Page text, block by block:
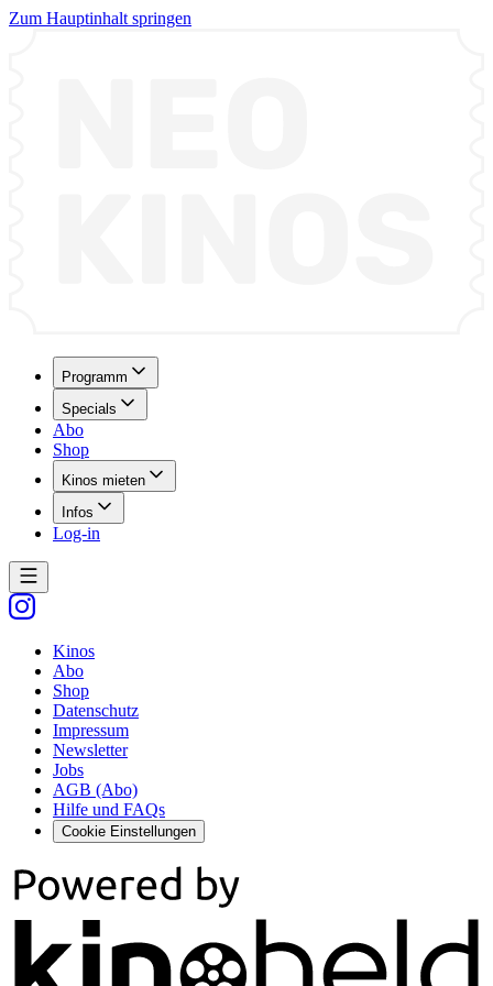
Zum Hauptinhalt springen
Programm
Specials
Abo
Shop
Kinos mieten
Infos
Log-in
Kinos
Abo
Shop
Datenschutz
Impressum
Newsletter
Jobs
AGB (Abo)
Hilfe und FAQs
Cookie Einstellungen